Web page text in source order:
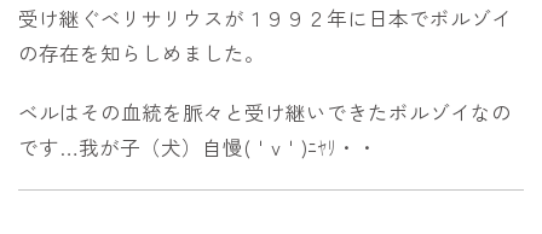
受け継ぐベリサリウスが１９９２年に日本でボルゾイ
の存在を知らしめました。
ベルはその血統を脈々と受け継いできたボルゾイなの
です…我が子（犬）自慢(＇v＇)ﾆﾔﾘ・・